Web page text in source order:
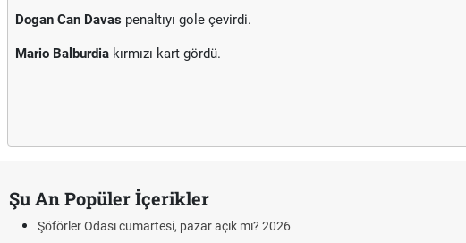
Dogan Can Davas penaltıyı gole çevirdi.
Mario Balburdia kırmızı kart gördü.
Şu An Popüler İçerikler
Şöförler Odası cumartesi, pazar açık mı? 2026